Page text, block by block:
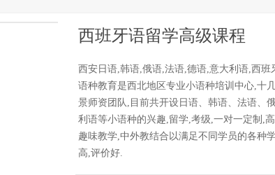
西班牙语留学高级课程
西安日语,韩语,俄语,法语,德语,意大利语,西班
语种教育是西北地区专业小语种培训中心,十
景师资团队,目前共开设日语、韩语、法语、
利语等小语种的兴趣,留学,考级,一对一定制,
趣味教学,中外教结合以满足不同学员的各种
高,评价好.